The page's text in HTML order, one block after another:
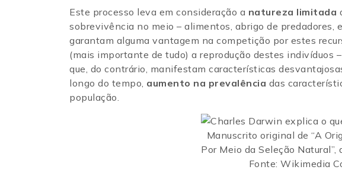
Este processo leva em consideração a natureza limitada
sobrevivência no meio – alimentos, abrigo de predadores,
garantam alguma vantagem na competição por estes
(mais importante de tudo) a reprodução destes indivíduos
que, do contrário, manifestam características
longo do tempo, aumento na prevalência das
população.
Manuscrito original de “A
Por Meio da Seleção
Fonte: Wikimedia